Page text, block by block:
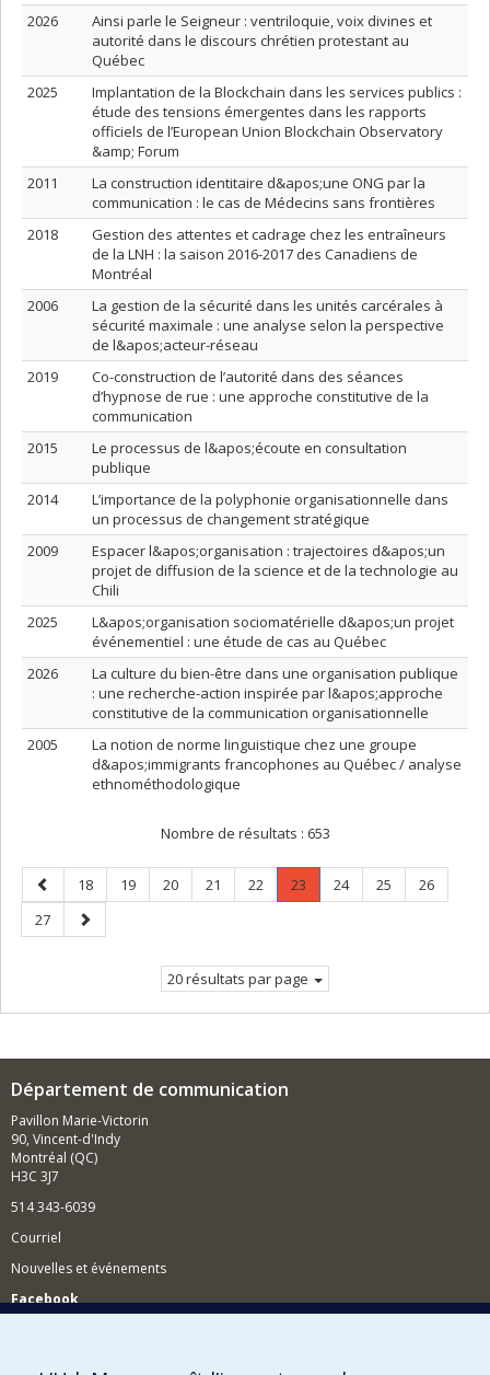
2026
Ainsi parle le Seigneur : ventriloquie, voix divines et
autorité dans le discours chrétien protestant au
Québec
2025
Implantation de la Blockchain dans les services publics :
étude des tensions émergentes dans les rapports
officiels de l’European Union Blockchain Observatory
&amp; Forum
2011
La construction identitaire d&apos;une ONG par la
communication : le cas de Médecins sans frontières
2018
Gestion des attentes et cadrage chez les entraîneurs
de la LNH : la saison 2016-2017 des Canadiens de
Montréal
2006
La gestion de la sécurité dans les unités carcérales à
sécurité maximale : une analyse selon la perspective
de l&apos;acteur-réseau
2019
Co-construction de l’autorité dans des séances
d’hypnose de rue : une approche constitutive de la
communication
2015
Le processus de l&apos;écoute en consultation
publique
2014
L’importance de la polyphonie organisationnelle dans
un processus de changement stratégique
2009
Espacer l&apos;organisation : trajectoires d&apos;un
projet de diffusion de la science et de la technologie au
Chili
2025
L&apos;organisation sociomatérielle d&apos;un projet
événementiel : une étude de cas au Québec
2026
La culture du bien-être dans une organisation publique
: une recherche-action inspirée par l&apos;approche
constitutive de la communication organisationnelle
2005
La notion de norme linguistique chez une groupe
d&apos;immigrants francophones au Québec / analyse
ethnométhodologique
Nombre de résultats : 653
Page
précédente
Page
18 Page
19 Page
20 Page
21 Page
22 Page
23
Page
Page
24 Page
25 Page
26
Page
27
Page
suivante
20 résultats par page
Département de communication
Pavillon Marie-Victorin
90, Vincent-d'Indy
Montréal (QC)
H3C 3J7
514 343-6039
Courriel
Nouvelles et événements
Facebook
Comment soutenir le Département?